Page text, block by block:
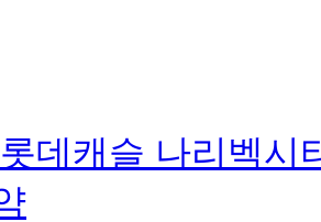
데캐슬 나리벡시